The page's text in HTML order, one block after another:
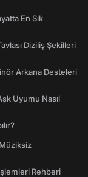
En Sık
Diziliş Şekilleri
Arkana Desteleri
Uyumu Nasıl
Rehberi